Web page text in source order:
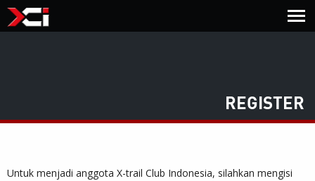
REGISTER
Untuk menjadi anggota X-trail Club Indonesia, silahkan mengisi